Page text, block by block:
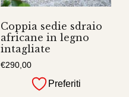
Coppia sedie sdraio
africane in legno
intagliate
€290,00
Preferiti